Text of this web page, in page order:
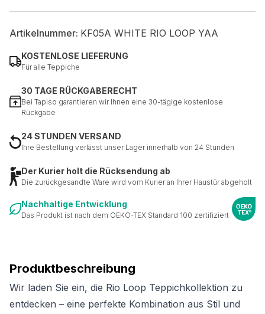
Produktbeschreibung
Wir laden Sie ein, die Rio Loop Teppichkollektion zu
entdecken – eine perfekte Kombination aus Stil und
Artikelnummer: KF05A WHITE RIO LOOP YAA
KOSTENLOSE LIEFERUNG
Für alle Teppiche
30 TAGE RÜCKGABERECHT
Bei Tapiso garantieren wir Ihnen eine 30-tägige kostenlose
Rückgabe
24 STUNDEN VERSAND
Ihre Bestellung verlässt unser Lager innerhalb von 24 Stunden
Der Kurier holt die Rücksendung ab
Die zurückgesandte Ware wird vom Kurier an Ihrer Haustür abgeholt
Nachhaltige Entwicklung
Das Produkt ist nach dem OEKO-TEX Standard 100 zertifiziert